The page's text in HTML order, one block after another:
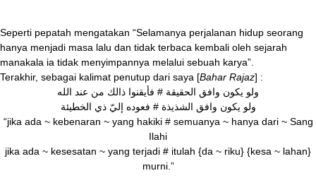
Seperti pepatah mengatakan “Selamanya perjalanan hidup seorang
hanya menjadi masa lalu dan tidak terbaca kembali oleh sejarah
manakala ia tidak menyimpannya melalui sebuah karya”.
Terakhir, sebagai kalimat penutup dari saya [Bahar Rajaz] :
ولو يكون وافق الحقيقة # فأيقنوا ذالك من عند الله
ولو يكون وافق الشذيذة # فعوده إليّ ذي الخطيئة
“jika ada ~ kebenaran ~ yang hakiki # semuanya ~ hanya dari ~ Sang
Ilahi
jika ada ~ kesesatan ~ yang terjadi # itulah {da ~ riku} {kesa ~ lahan}
murni.”